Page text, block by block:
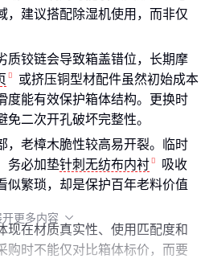
，建议搭配除湿机使用，而非仅
铰链会导致箱盖错位，长期摩
或挤压铜型材配件虽然初始成本
度能有效保护箱体结构。更换时
二次开孔破坏完整性。
，老樟木脆性较高易开裂。临时
务必加垫针刺无纺布内衬
吸收
似繁琐，却是保护百年老料价值
现在材质真实性、使用匹配度和
购时不能仅对比箱体标价，而要
开更多内容 